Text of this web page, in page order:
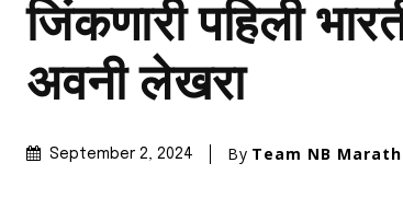
जिंकणारी पहिली
अवनी लेखरा
September 2, 2024 By Team NB